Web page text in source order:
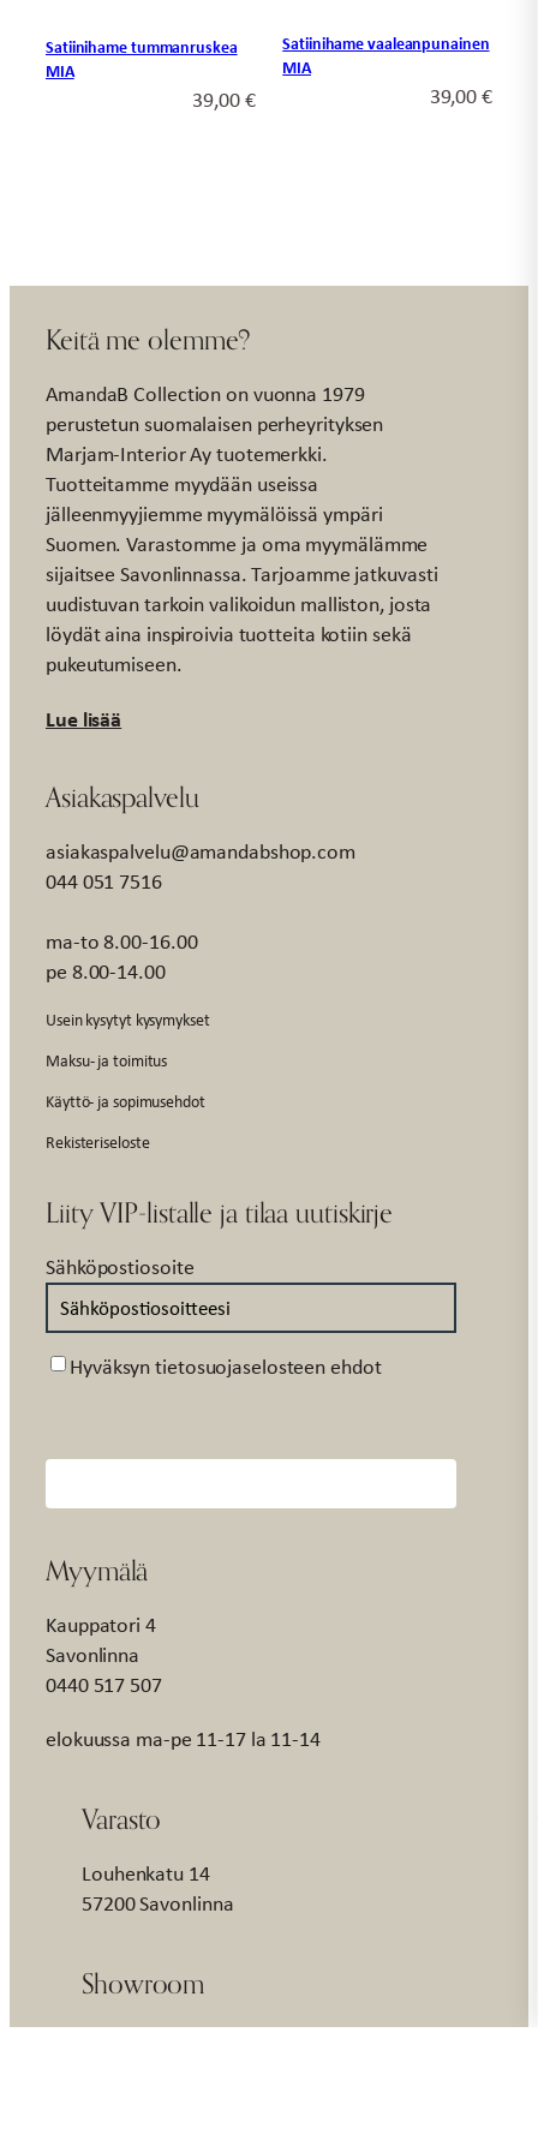
Satiinihame tummanruskea
MIA
39,00€
Satiinihame vaaleanpunainen
MIA
39,00€
Keitä me olemme?
AmandaB Collection on vuonna 1979
perustetun suomalaisen perheyrityksen
Marjam-Interior Ay tuotemerkki.
Tuotteitamme myydään useissa
jälleenmyyjiemme myymälöissä ympäri
Suomen. Varastomme ja oma myymälämme
sijaitsee Savonlinnassa. Tarjoamme jatkuvasti
uudistuvan tarkoin valikoidun malliston, josta
löydät aina inspiroivia tuotteita kotiin sekä
pukeutumiseen.
Lue lisää
Asiakaspalvelu
asiakaspalvelu@amandabshop.com
044 051 7516
ma-to 8.00-16.00
pe 8.00-14.00
Usein kysytyt kysymykset
Maksu- ja toimitus
Käyttö- ja sopimusehdot
Rekisteriseloste
Liity VIP-listalle ja tilaa uutiskirje
Sähköpostiosoite
Suostumus
Hyväksyn tietosuojaselosteen ehdot
Myymälä
Kauppatori 4
Savonlinna
0440 517 507
elokuussa ma-pe 11-17 la 11-14
Varasto
Louhenkatu 14
57200 Savonlinna
Showroom